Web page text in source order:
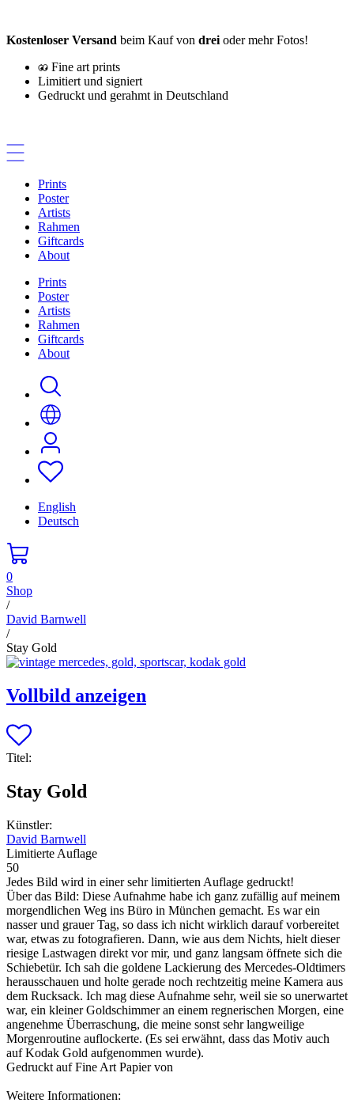
springen
Kostenloser Versand beim Kauf von drei oder mehr Fotos!
Fine art prints
Limitiert und signiert
Gedruckt und gerahmt in Deutschland
Prints
Poster
Artists
Rahmen
Giftcards
About
Prints
Poster
Artists
Rahmen
Giftcards
About
English
Deutsch
0
Shop
/
David Barnwell
/
Stay Gold
Vollbild anzeigen
Titel:
Stay Gold
Künstler:
David Barnwell
Limitierte Auflage
50
Jedes Bild wird in einer sehr limitierten Auflage gedruckt!
Über das Bild: Diese Aufnahme habe ich ganz zufällig auf meinem
morgendlichen Weg ins Büro in München gemacht. Es war ein
nasser und grauer Tag, so dass ich nicht wirklich darauf vorbereitet
war, etwas zu fotografieren. Dann, wie aus dem Nichts, hielt dieser
riesige Lastwagen direkt vor mir, und ganz langsam öffnete sich die
Schiebetür. Ich sah die goldene Lackierung des Mercedes-Oldtimers
herausschauen und holte gerade noch rechtzeitig meine Kamera aus
dem Rucksack. Ich mag diese Aufnahme sehr, weil sie so unerwartet
war, ein kleiner Goldschimmer an einem regnerischen Morgen, eine
angenehme Überraschung, die meine sonst sehr langweilige
Morgenroutine auflockerte. (Es sei erwähnt, dass das Motiv auch
auf Kodak Gold aufgenommen wurde).
Gedruckt auf Fine Art Papier von
Weitere Informationen: